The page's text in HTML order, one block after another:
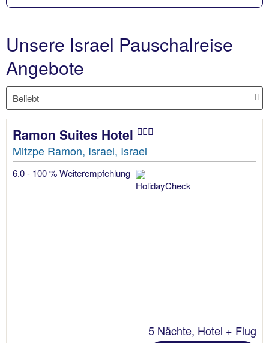
Unsere Israel Pauschalreise
Angebote
Ramon Suites Hotel
Mitzpe Ramon, Israel, Israel
6.0 - 100 % Weiterempfehlung
5 Nächte, Hotel + Flug